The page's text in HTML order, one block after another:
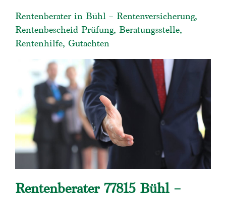
Rentenberater in Bühl – Rentenversicherung,
Rentenbescheid Prüfung, Beratungsstelle,
Rentenhilfe, Gutachten
Rentenberater 77815 Bühl –